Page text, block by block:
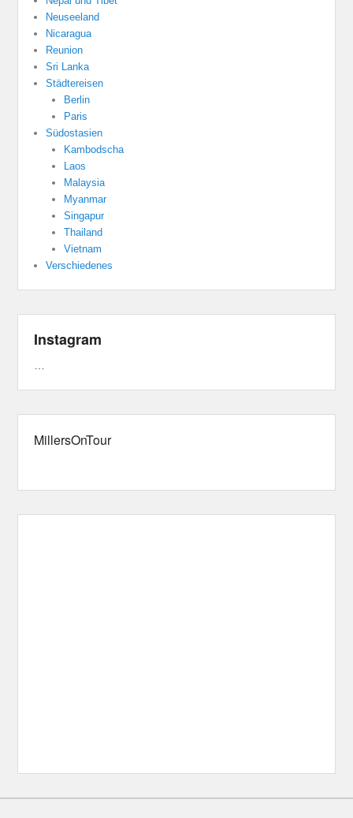
Neuseeland
Nicaragua
Reunion
Sri Lanka
Städtereisen
Berlin
Paris
Südostasien
Kambodscha
Laos
Malaysia
Myanmar
Singapur
Thailand
Vietnam
Verschiedenes
Instagram
…
MillersOnTour